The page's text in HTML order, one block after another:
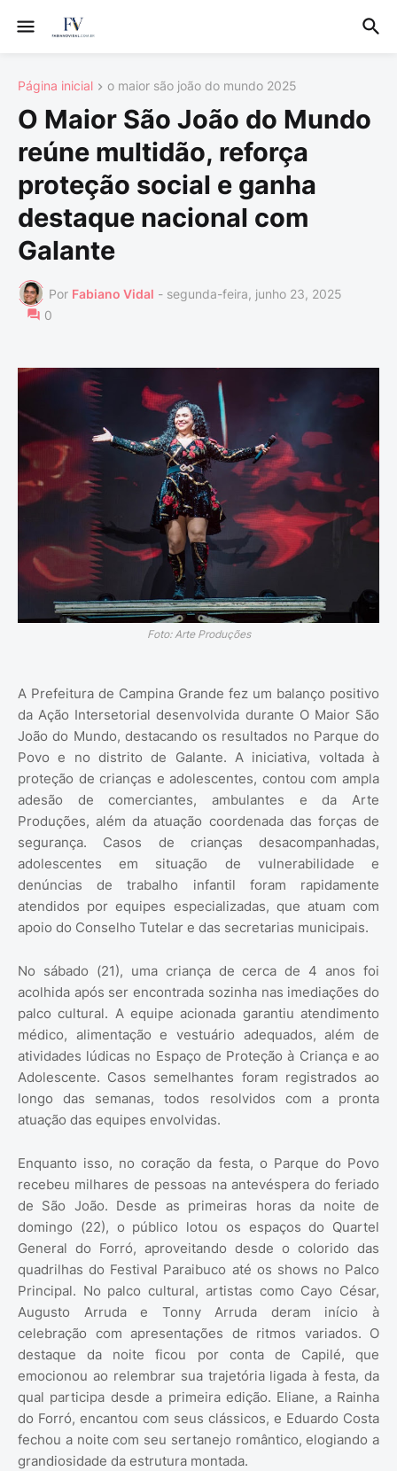
Página inicial o maior são joão do mundo 2025
O Maior São João do Mundo
reúne multidão, reforça
proteção social e ganha
destaque nacional com
Galante
Por Fabiano Vidal - segunda-feira, junho 23, 2025
0
Foto: Arte Produções
A Prefeitura de Campina Grande fez um balanço positivo
da Ação Intersetorial desenvolvida durante O Maior São
João do Mundo, destacando os resultados no Parque do
Povo e no distrito de Galante. A iniciativa, voltada à
proteção de crianças e adolescentes, contou com ampla
adesão de comerciantes, ambulantes e da Arte
Produções, além da atuação coordenada das forças de
segurança. Casos de crianças desacompanhadas,
adolescentes em situação de vulnerabilidade e
denúncias de trabalho infantil foram rapidamente
atendidos por equipes especializadas, que atuam com
apoio do Conselho Tutelar e das secretarias municipais.
No sábado (21), uma criança de cerca de 4 anos foi
acolhida após ser encontrada sozinha nas imediações do
palco cultural. A equipe acionada garantiu atendimento
médico, alimentação e vestuário adequados, além de
atividades lúdicas no Espaço de Proteção à Criança e ao
Adolescente. Casos semelhantes foram registrados ao
longo das semanas, todos resolvidos com a pronta
atuação das equipes envolvidas.
Enquanto isso, no coração da festa, o Parque do Povo
recebeu milhares de pessoas na antevéspera do feriado
de São João. Desde as primeiras horas da noite de
domingo (22), o público lotou os espaços do Quartel
General do Forró, aproveitando desde o colorido das
quadrilhas do Festival Paraibuco até os shows no Palco
Principal. No palco cultural, artistas como Cayo César,
Augusto Arruda e Tonny Arruda deram início à
celebração com apresentações de ritmos variados. O
destaque da noite ficou por conta de Capilé, que
emocionou ao relembrar sua trajetória ligada à festa, da
qual participa desde a primeira edição. Eliane, a Rainha
do Forró, encantou com seus clássicos, e Eduardo Costa
fechou a noite com seu sertanejo romântico, elogiando a
grandiosidade da estrutura montada.